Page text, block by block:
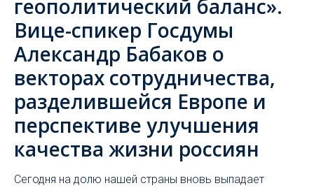
геополитический баланс».
Вице-спикер Госдумы
Александр Бабаков о
векторах сотрудничества,
разделившейся Европе и
перспективе улучшения
качества жизни россиян
Сегодня на долю нашей страны вновь выпадает